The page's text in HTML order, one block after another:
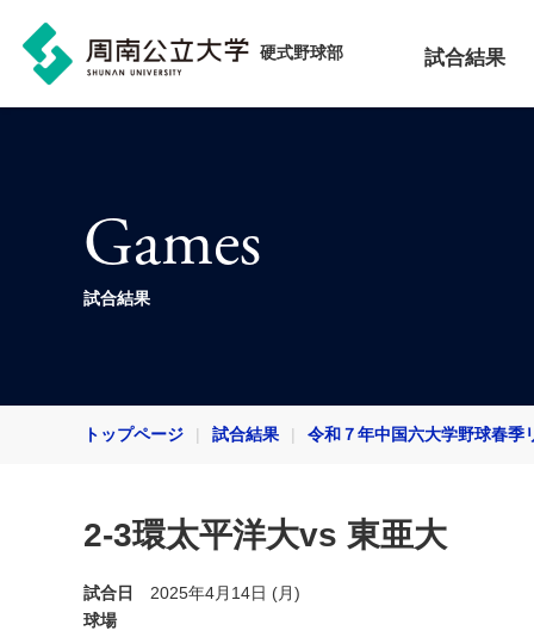
硬式野球部 試合結果
Games
試合結果
トップページ 試合結果 令和７年中国六大学野球春季
2-3環太平洋大vs 東亜大
試合日
2025年4月14日 (月)
球場